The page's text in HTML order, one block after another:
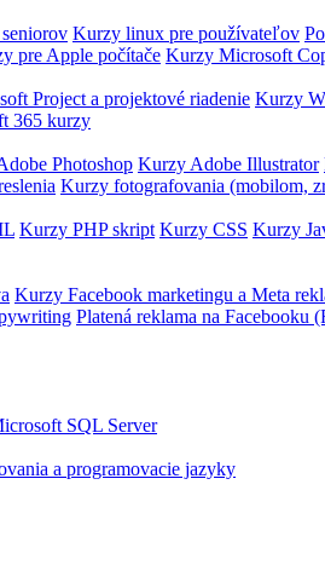
Kurzy linux pre používateľov
pre Apple počítače Kurzy Microsoft
Project a projektové riadenie Kurzy
365 kurzy
Photoshop Kurzy Adobe Illustrator
Kurzy fotografovania (mobilom,
Kurzy PHP skript Kurzy CSS Kurzy
Kurzy Facebook marketingu a Meta
Platená reklama na Facebooku
SQL Server
a programovacie jazyky